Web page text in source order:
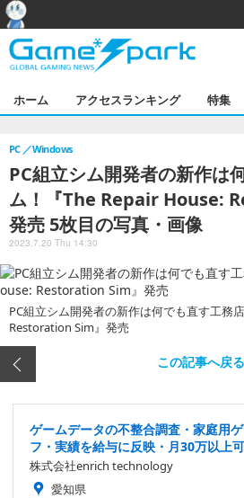
ホーム アクセスランキング 特集
PC組立シム開発者の新作は
ム！『The Repair House:
発売 5枚目の写真・画像
PC Windows
2023.7.20 Thu 14:30
PC組立シム開発者の新作は何でも直す工務
Restoration Sim』発売
この記事へ戻る
ゲームデータの不整合調査・家庭用
フ・実績を給与に反映・月30万以上可
株式会社enrich technology
愛知県